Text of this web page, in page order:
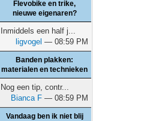
Flevobike en trike,
nieuwe eigenaren?
Inmiddels een half j...
ligvogel — 08:59 PM
Banden plakken:
materialen en technieken
Nog een tip, contr...
Bianca F — 08:59 PM
Vandaag ben ik niet blij